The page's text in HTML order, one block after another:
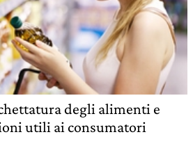
degli alimenti e
utili ai consumatori